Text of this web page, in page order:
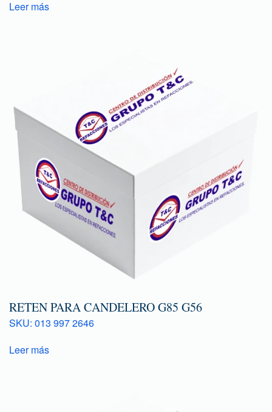
Leer más
RETEN PARA CANDELERO G85 G56
SKU: 013 997 2646
Leer más